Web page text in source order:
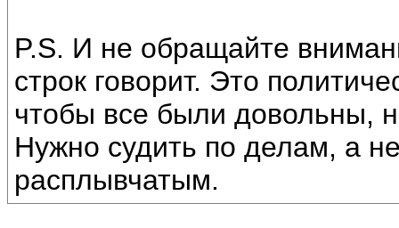
P.S. И не обращайте
строк говорит. Это
чтобы все были довольны,
Нужно судить по делам, а
расплывчатым.